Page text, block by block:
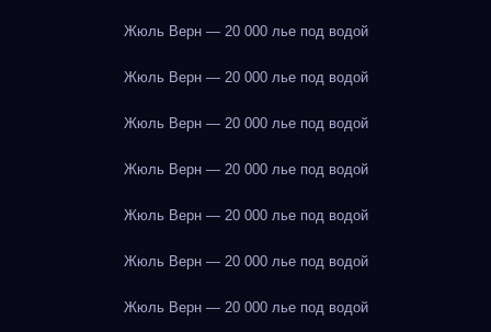
Жюль Верн — 20 000 лье под водой
Жюль Верн — 20 000 лье под водой
Жюль Верн — 20 000 лье под водой
Жюль Верн — 20 000 лье под водой
Жюль Верн — 20 000 лье под водой
Жюль Верн — 20 000 лье под водой
Жюль Верн — 20 000 лье под водой